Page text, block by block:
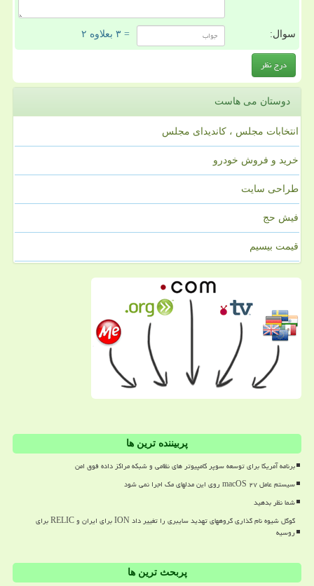
سوال: = ۳ بعلاوه ۲
دوستان می هاست
انتخابات مجلس ، کاندیدای مجلس
خرید و فروش خودرو
طراحی سایت
فیش حج
قیمت بیسیم
پربیننده ترین ها
برنامه آمریکا برای توسعه سوپر کامپیوتر های نظامی و شبکه مراکز داده فوق امن
سیستم عامل macOS ۲۷ روی این مدلهای مک اجرا نمی شود
شما نظر بدهید
گوگل شیوه نام گذاری گروههای تهدید سایبری را تغییر داد ION برای ایران و RELIC برای
روسیه
پربحث ترین ها